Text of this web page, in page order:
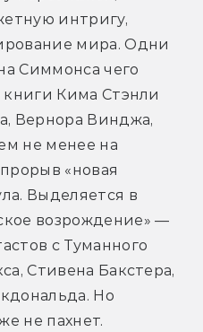
интригу,
мира. Одни
Симмонса чего
Кима Стэнли
Вернора Винджа,
не менее на
«новая
Выделяется в
возрождение» —
с Туманного
Стивена Бакстера,
Но
не пахнет.